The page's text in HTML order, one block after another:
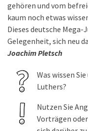
gehören und vom
kaum noch etwas
Dieses deutsche
Gelegenheit, sich neu
Joachim Pletsch
Was wissen
Luthers?
Nutzen Sie
Vorträgen